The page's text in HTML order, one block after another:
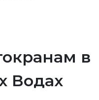
в
Водах